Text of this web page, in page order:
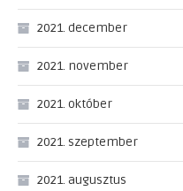
2021. december
2021. november
2021. október
2021. szeptember
2021. augusztus